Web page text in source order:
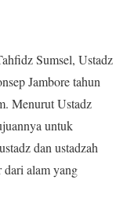
Sumsel, Ustadz
Jambore tahun
Menurut Ustadz
untuk
dan ustadzah
dari alam yang